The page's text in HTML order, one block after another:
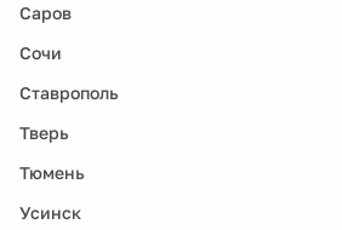
Саров
Сочи
Ставрополь
Тверь
Тюмень
Усинск